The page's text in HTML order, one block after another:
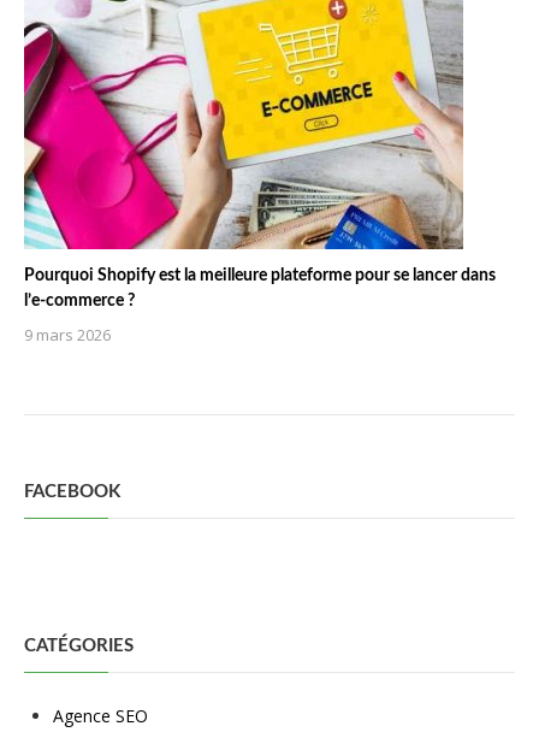
Pourquoi Shopify est la meilleure plateforme pour se lancer dans
l’e-commerce ?
9 mars 2026
FACEBOOK
CATÉGORIES
Agence SEO